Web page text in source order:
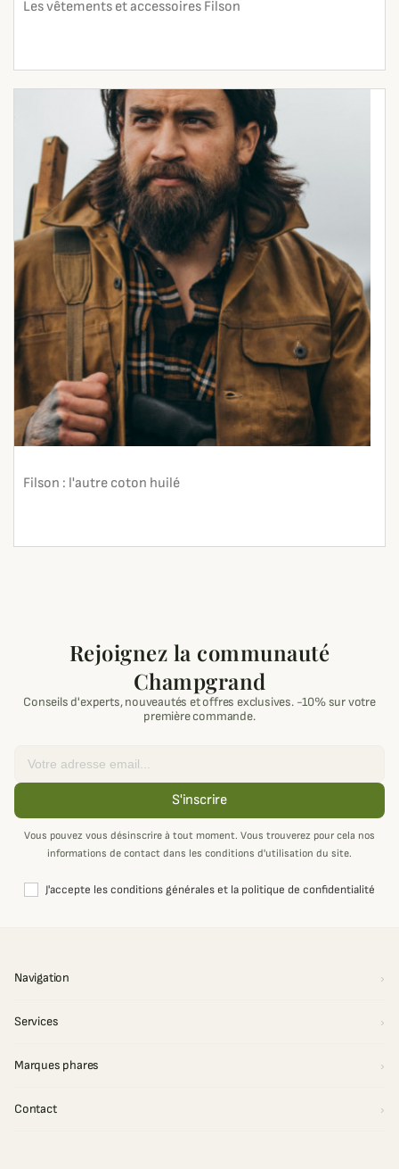
Les vêtements et accessoires Filson
Filson : l'autre coton huilé
Rejoignez la communauté
Champgrand
Conseils d'experts, nouveautés et offres exclusives. -10% sur votre
première commande.
S'inscrire
Vous pouvez vous désinscrire à tout moment. Vous trouverez pour cela nos
informations de contact dans les conditions d'utilisation du site.
J'accepte les conditions générales et la politique de confidentialité
Navigation
Services
Marques phares
Contact